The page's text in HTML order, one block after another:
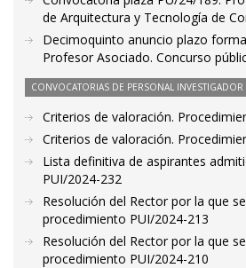
de Arquitectura y Tecnología de
Decimoquinto anuncio plazo
Profesor Asociado. Concurso
CONVOCATORIAS DE PERSONAL INVESTIGADOR
Criterios de valoración.
Criterios de valoración.
Lista definitiva de aspirantes
PUI/2024-232
Resolución del Rector por la que
procedimiento PUI/2024-213
Resolución del Rector por la que
procedimiento PUI/2024-210